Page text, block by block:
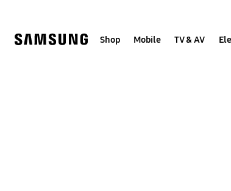
Shop Mobile TV & AV